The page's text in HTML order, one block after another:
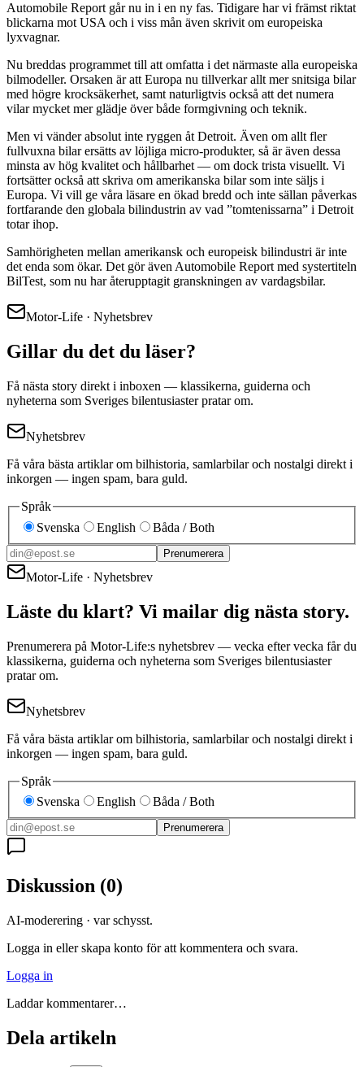
Automobile Report går nu in i en ny fas. Tidigare har vi främst riktat
blickarna mot USA och i viss mån även skrivit om europeiska
lyxvagnar.
Nu breddas programmet till att omfatta i det närmaste alla europeiska
bilmodeller. Orsaken är att Europa nu tillverkar allt mer snitsiga bilar
med högre krocksäkerhet, samt naturligtvis också att det numera
vilar mycket mer glädje över både formgivning och teknik.
Men vi vänder absolut inte ryggen åt Detroit. Även om allt fler
fullvuxna bilar ersätts av löjliga micro-produkter, så är även dessa
minsta av hög kvalitet och hållbarhet — om dock trista visuellt. Vi
fortsätter också att skriva om amerikanska bilar som inte säljs i
Europa. Vi vill ge våra läsare en ökad bredd och inte sällan påverkas
fortfarande den globala bilindustrin av vad ”tomtenissarna” i Detroit
totar ihop.
Samhörigheten mellan amerikansk och europeisk bilindustri är inte
det enda som ökar. Det gör även Automobile Report med systertiteln
BilTest, som nu har återupptagit granskningen av vardagsbilar.
Motor-Life · Nyhetsbrev
Gillar du det du läser?
Få nästa story direkt i inboxen — klassikerna, guiderna och
nyheterna som Sveriges bilentusiaster pratar om.
Nyhetsbrev
Få våra bästa artiklar om bilhistoria, samlarbilar och nostalgi direkt i
inkorgen — ingen spam, bara guld.
Språk
Svenska
English Båda / Both
Prenumerera
Motor-Life · Nyhetsbrev
Läste du klart? Vi mailar dig nästa story.
Prenumerera på Motor-Life:s nyhetsbrev — vecka efter vecka får du
klassikerna, guiderna och nyheterna som Sveriges bilentusiaster
pratar om.
Nyhetsbrev
Få våra bästa artiklar om bilhistoria, samlarbilar och nostalgi direkt i
inkorgen — ingen spam, bara guld.
Språk
Svenska
English Båda / Both
Prenumerera
Diskussion (0)
AI-moderering · var schysst.
Logga in eller skapa konto för att kommentera och svara.
Logga in
Laddar kommentarer…
Dela artikeln